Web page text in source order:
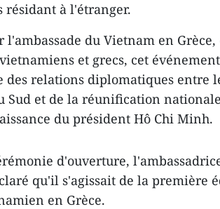
résidant à l'étranger.
l'ambassade du Vietnam en
et grecs, cet
des relations diplomatiques entre
Sud et de la réunification
du président Hô Chi Minh.
d'ouverture,
qu'il s'agissait de la première
en Grèce.